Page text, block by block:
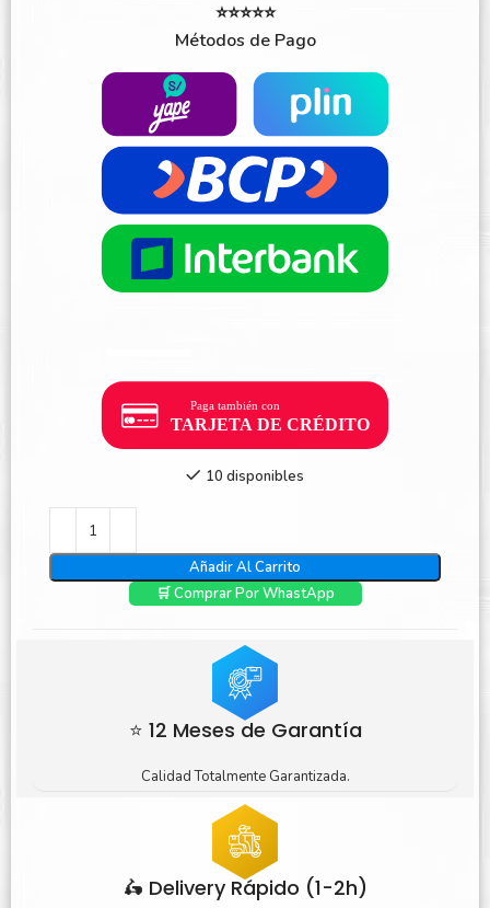
⭐⭐⭐⭐⭐
Métodos de Pago
10 disponibles
Añadir Al Carrito
🛒 Comprar Por WhastApp
⭐ 12 Meses de Garantía
Calidad Totalmente Garantizada.
🛵 Delivery Rápido (1-2h)